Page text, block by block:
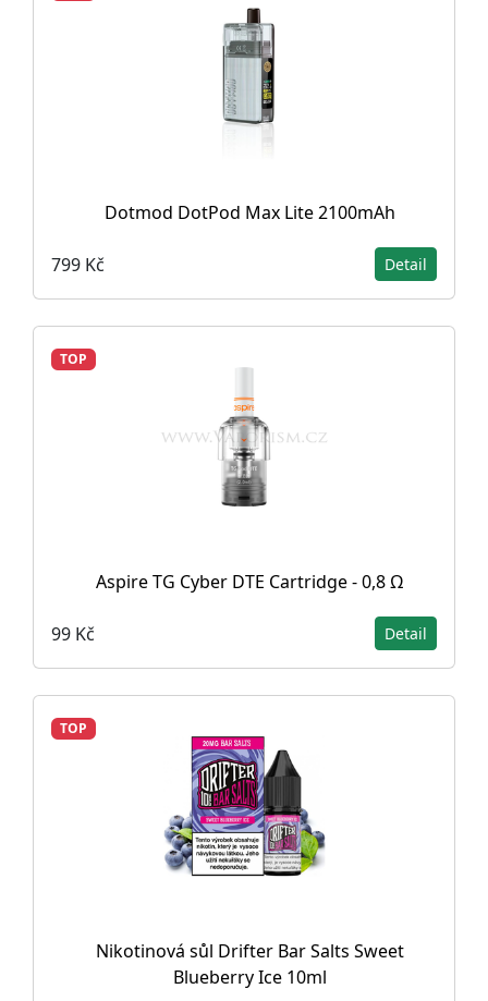
Dotmod DotPod Max Lite 2100mAh
799 Kč Detail
TOP
Aspire TG Cyber DTE Cartridge - 0,8 Ω
99 Kč Detail
TOP
Nikotinová sůl Drifter Bar Salts Sweet
Blueberry Ice 10ml